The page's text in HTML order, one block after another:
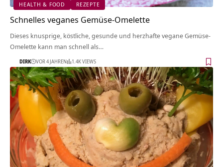
HEALTH & FOOD REZEPTE
Schnelles veganes Gemüse-Omelette
Dieses knusprige, köstliche, gesunde und herzhafte vegane Gemüse-
Omelette kann man schnell als…
DIRK VOR 4 JAHREN 1.4K VIEWS